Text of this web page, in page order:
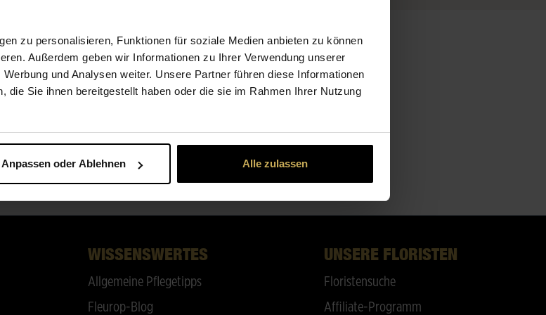
zu personalisieren, Funktionen für soziale Medien anbieten zu können
Außerdem geben wir Informationen zu Ihrer Verwendung unserer
und Analysen weiter. Unsere Partner führen diese Informationen
die Sie ihnen bereitgestellt haben oder die sie im Rahmen Ihrer Nutzung
Anpassen oder Ablehnen Alle zulassen
ÜBER UNS
WISSENSWERTES
Allgemeine Pflegetipps
Fleurop-Blog
UNSERE FLORISTEN
Floristensuche
Affiliate-Programm